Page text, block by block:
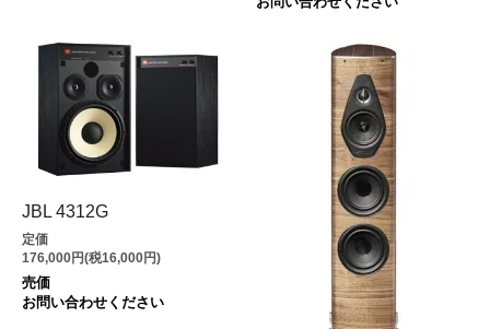
JBL 4312G
定価
176,000円(税16,000円)
売価
お問い合わせください